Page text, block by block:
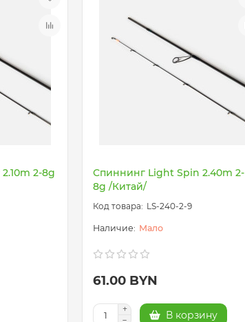
2-8g
Спиннинг Light Spin 2.40m 2-
8g /Китай/
LS-240-2-9
Мало
61.00 BYN
В корзину